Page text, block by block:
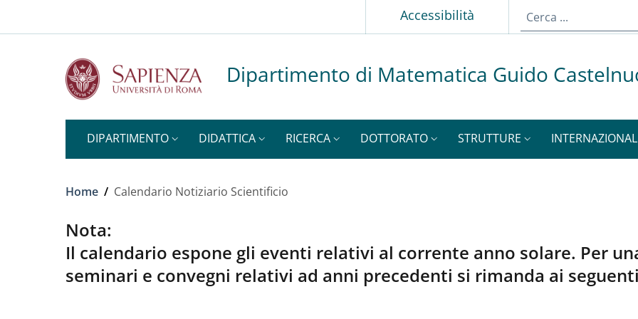
Accessibilità
Dipartimento di Matematica Guido
DIPARTIMENTO DIDATTICA RICERCA DOTTORATO STRUTTURE
Briciole di pane
Home / Calendario Notiziario Scientificio
Nota:
Il calendario espone gli eventi relativi al corrente anno solare. Per
seminari e convegni relativi ad anni precedenti si rimanda ai